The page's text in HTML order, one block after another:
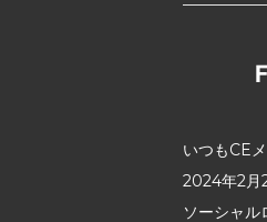
いつもCE
2024年2月
ソーシャ